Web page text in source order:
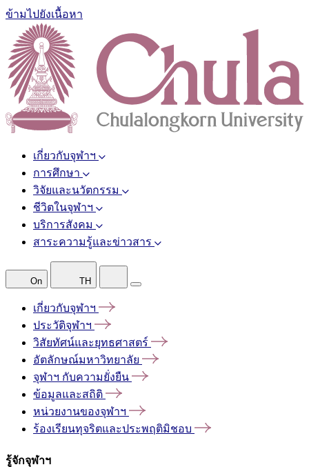
ข้ามไปยังเนื้อหา
เกี่ยวกับจุฬาฯ
การศึกษา
วิจัยและนวัตกรรม
ชีวิตในจุฬาฯ
บริการสังคม
สาระความรู้และข่าวสาร
On TH
เกี่ยวกับจุฬาฯ
ประวัติจุฬาฯ
วิสัยทัศน์และยุทธศาสตร์
อัตลักษณ์มหาวิทยาลัย
จุฬาฯ กับความยั่งยืน
ข้อมูลและสถิติ
หน่วยงานของจุฬาฯ
ร้องเรียนทุจริตและประพฤติมิชอบ
รู้จักจุฬาฯ